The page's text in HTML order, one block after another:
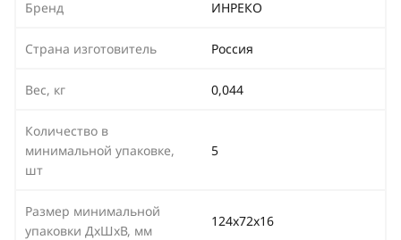
Бренд ИНРЕКО
Страна изготовитель Россия
Вес, кг 0,044
Количество в
минимальной упаковке,
шт
5
Размер минимальной
упаковки ДхШхВ, мм
124х72х16